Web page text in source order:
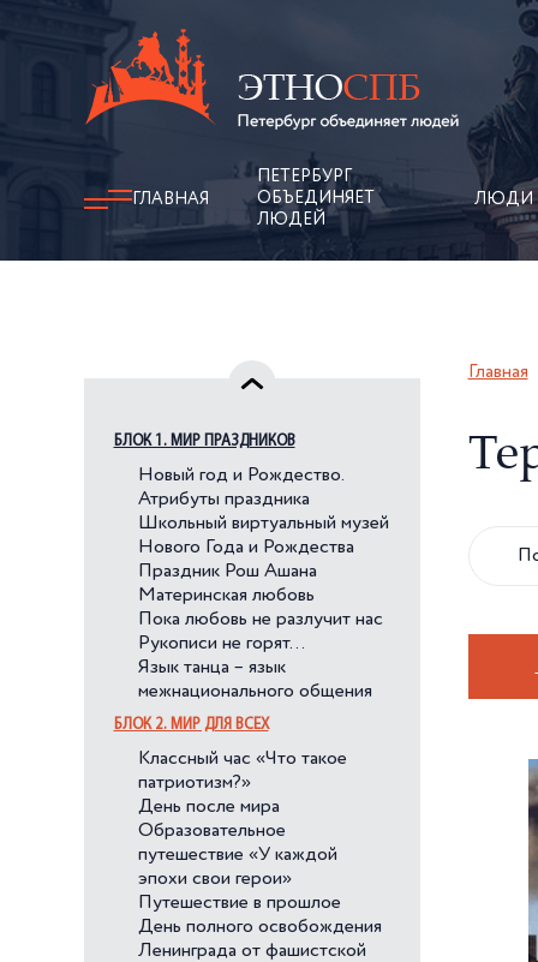
ГЛАВНАЯ
ПЕТЕРБУРГ
ОБЪЕДИНЯЕТ
ЛЮДЕЙ
ЛЮДИ
БЛОК 1. МИР ПРАЗДНИКОВ
Новый год и Рождество.
Атрибуты праздника
Школьный виртуальный музей
Нового Года и Рождества
Праздник Рош Ашана
Материнская любовь
Пока любовь не разлучит нас
Рукописи не горят…
Язык танца – язык
межнационального общения
БЛОК 2. МИР ДЛЯ ВСЕХ
Классный час «Что такое
патриотизм?»
День после мира
Образовательное
путешествие «У каждой
эпохи свои герои»
Путешествие в прошлое
День полного освобождения
Ленинграда от фашистской
Главная